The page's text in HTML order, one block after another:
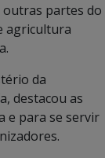
outras partes do
agricultura
da
destacou as
e para se servir